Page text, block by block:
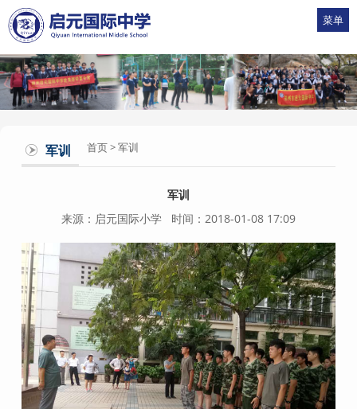
菜单
军训 首页>军训
军训
来源：启元国际小学 时间：2018-01-08 17:09